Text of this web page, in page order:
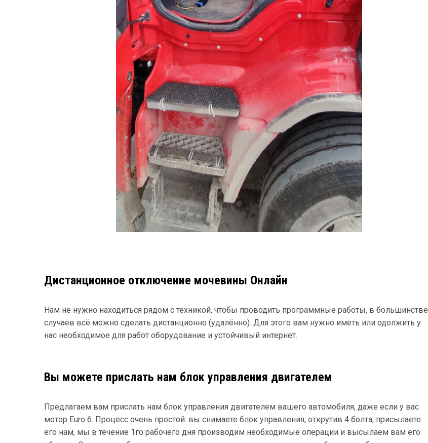
Дистанционное отключение мочевины Онлайн
Нам не нужно находиться рядом с техникой, чтобы проводить программные работы, в большинстве
случаев всё можно сделать дистанционно (удалённо). Для этого вам нужно иметь или одолжить у
нас необходимое для работ оборудование и устойчивый интернет.
Вы можете прислать нам блок управления двигателем
Предлагаем вам прислать нам блок управления двигателем вашего автомобиля, даже если у вас
мотор Euro 6. Процесс очень простой: вы снимаете блок управления, открутив 4 болта, присылаете
его нам, мы в течение 1го рабочего дня производим необходимые операции и высылаем вам его